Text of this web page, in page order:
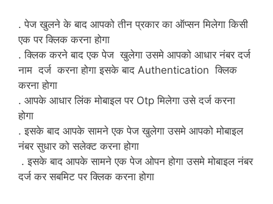
. पेज खुलने के बाद आपको तीन प्रकार का ऑप्सन मिलेगा किसी
एक पर क्लिक करना होगा
. क्लिक करने बाद एक पेज खुलेगा उसमे आपको आधार नंबर दर्ज
नाम दर्ज करना होगा इसके बाद Authentication क्लिक
करना होगा
. आपके आधार लिंक मोबाइल पर Otp मिलेगा उसे दर्ज करना
होगा
. इसके बाद आपके सामने एक पेज खुलेगा उसमे आपको मोबाइल
नंबर सुधार को सलेक्ट करना होगा
. इसके बाद आपके सामने एक पेज ओपन होगा उसमे मोबाइल नंबर
दर्ज कर सबमिट पर क्लिक करना होगा